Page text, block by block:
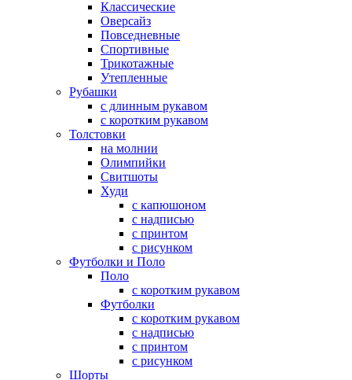
Классические
Оверсайз
Повседневные
Спортивные
Трикотажные
Утепленные
Рубашки
с длинным рукавом
с коротким рукавом
Толстовки
на молнии
Олимпийки
Свитшоты
Худи
с капюшоном
с надписью
с принтом
с рисунком
Футболки и Поло
Поло
с коротким рукавом
Футболки
с коротким рукавом
с надписью
с принтом
с рисунком
Шорты